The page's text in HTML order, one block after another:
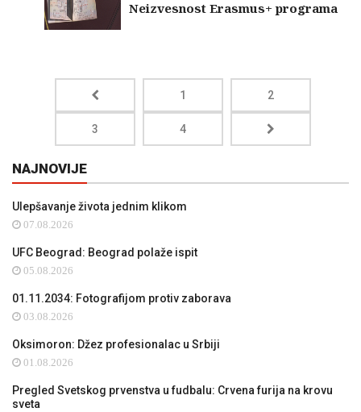
Neizvesnost Erasmus+ programa
1 2
3 4
NAJNOVIJE
Ulepšavanje života jednim klikom
07.08.2026
UFC Beograd: Beograd polaže ispit
05.08.2026
01.11.2034: Fotografijom protiv zaborava
03.08.2026
Oksimoron: Džez profesionalac u Srbiji
01.08.2026
Pregled Svetskog prvenstva u fudbalu: Crvena furija na krovu
sveta